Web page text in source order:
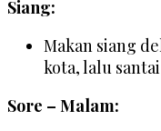
Siang:
Makan siang
kota, lalu
Sore – Malam: